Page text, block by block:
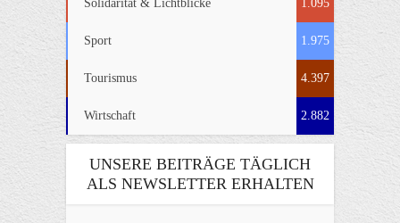
Solidarität & Lichtblicke 1.095
Sport 1.975
Tourismus 4.397
Wirtschaft 2.882
UNSERE BEITRÄGE TÄGLICH
ALS NEWSLETTER ERHALTEN